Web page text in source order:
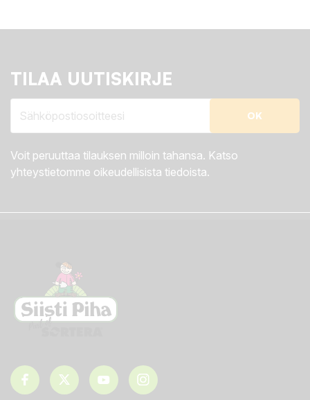
TILAA UUTISKIRJE
Voit peruuttaa tilauksen milloin tahansa. Katso
yhteystietomme oikeudellisista tiedoista.